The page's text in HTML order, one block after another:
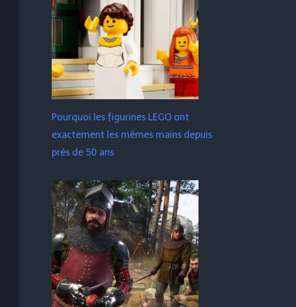
Pourquoi les figurines LEGO ont
exactement les mêmes mains depuis
près de 50 ans